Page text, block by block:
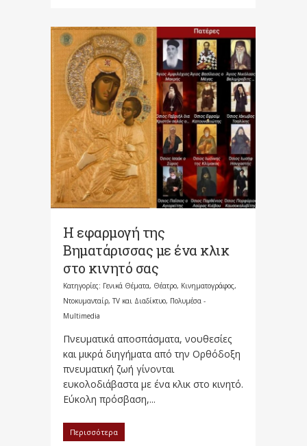
Η εφαρμογή της
Βηματάρισσας με ένα κλικ
στο κινητό σας
Κατηγορίες: Γενικά Θέματα, Θέατρο, Κινηματογράφος,
Ντοκυμανταίρ, TV και Διαδίκτυο, Πολυμέσα -
Multimedia
Πνευματικά αποσπάσματα, νουθεσίες
και μικρά διηγήματα από την Ορθόδοξη
πνευματική ζωή γίνονται
ευκολοδιάβαστα με ένα κλικ στο κινητό.
Εύκολη πρόσβαση,...
Περισσότερα